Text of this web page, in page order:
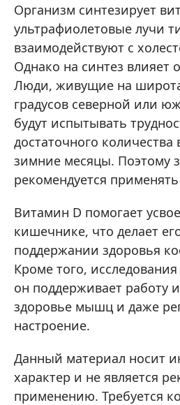
Организм синтезирует
ультрафиолетовые лучи
взаимодействуют с
Однако на синтез влияет
Люди, живущие на
градусов северной или
будут испытывать
достаточного
зимние месяцы. Поэтому
рекомендуется
Витамин D помогает
кишечнике, что делает
поддержании здоровья
Кроме того,
он поддерживает работу
здоровье мышц и даже
настроение.
Данный материал носит
характер и не является
применению. Требуется